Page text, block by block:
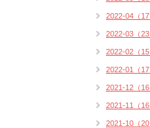
2022-04（17
2022-03（23
2022-02（15
2022-01（17
2021-12（16
2021-11（16
2021-10（20